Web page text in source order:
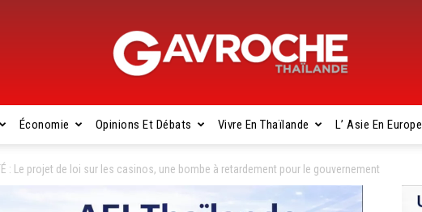
Gavroche
Économie Opinions Et Débats Vivre En Thaïlande L’ Asie En Europe
: Le projet de loi sur les casinos, une bombe à retardement pour le gouvernement